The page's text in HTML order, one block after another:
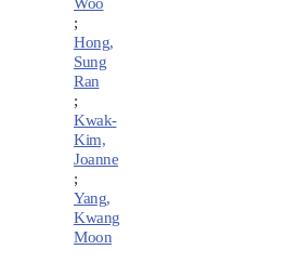
Woo
;
Hong,
Sung
Ran
;
Kwak-
Kim,
Joanne
;
Yang,
Kwang
Moon